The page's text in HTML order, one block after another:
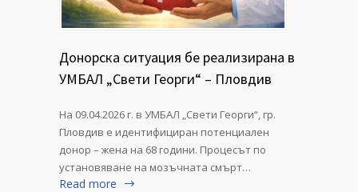
Донорска ситуация бе реализирана в
УМБАЛ „Свети Георги“ – Пловдив
На 09.04.2026 г. в УМБАЛ „Свети Георги“, гр.
Пловдив е идентифициран потенциален
донор – жена на 68 години. Процесът по
установяване на мозъчната смърт…
Read more